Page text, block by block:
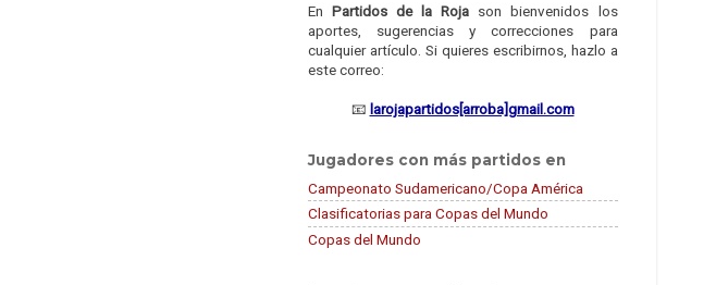
En Partidos de la Roja son bienvenidos los
aportes, sugerencias y correcciones para
cualquier artículo. Si quieres escribirnos, hazlo a
este correo:
📧 larojapartidos[arroba]gmail.com
Jugadores con más partidos en
Campeonato Sudamericano/Copa América
Clasificatorias para Copas del Mundo
Copas del Mundo